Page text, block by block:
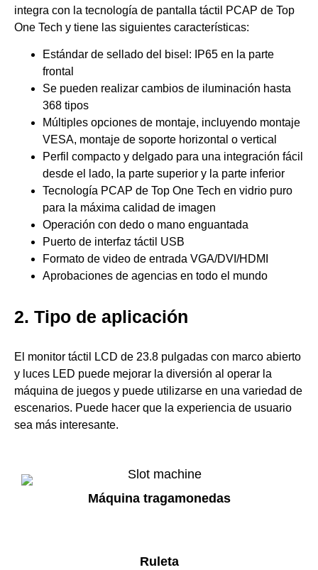
integra con la tecnología de pantalla táctil PCAP de Top
One Tech y tiene las siguientes características:
Estándar de sellado del bisel: IP65 en la parte
frontal
Se pueden realizar cambios de iluminación hasta
368 tipos
Múltiples opciones de montaje, incluyendo montaje
VESA, montaje de soporte horizontal o vertical
Perfil compacto y delgado para una integración fácil
desde el lado, la parte superior y la parte inferior
Tecnología PCAP de Top One Tech en vidrio puro
para la máxima calidad de imagen
Operación con dedo o mano enguantada
Puerto de interfaz táctil USB
Formato de video de entrada VGA/DVI/HDMI
Aprobaciones de agencias en todo el mundo
2. Tipo de aplicación
El monitor táctil LCD de 23.8 pulgadas con marco abierto
y luces LED puede mejorar la diversión al operar la
máquina de juegos y puede utilizarse en una variedad de
escenarios. Puede hacer que la experiencia de usuario
sea más interesante.
Máquina tragamonedas
Ruleta